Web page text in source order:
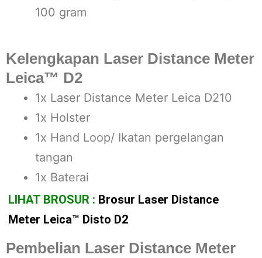
100 gram
Kelengkapan Laser Distance Meter
Leica™ D2
1x Laser Distance Meter Leica D210
1x Holster
1x Hand Loop/ Ikatan pergelangan
tangan
1x Baterai
LIHAT BROSUR : Brosur Laser Distance
Meter Leica™ Disto D2
Pembelian Laser Distance Meter